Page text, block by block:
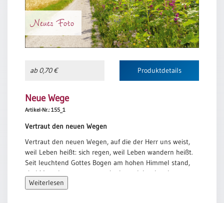
Neues Foto
ab 0,70 € Produktdetails
Neue Wege
Artikel-Nr.: 155_1
Vertraut den neuen Wegen
Vertraut den neuen Wegen, auf die der Herr uns weist,
weil Leben heißt: sich regen, weil Leben wandern heißt.
Seit leuchtend Gottes Bogen am hohen Himmel stand,
sind Menschen ausgezogen in das gelobte Land.
Vertraut den neuen Wegen und wandert in die Zeit!
Weiterlesen